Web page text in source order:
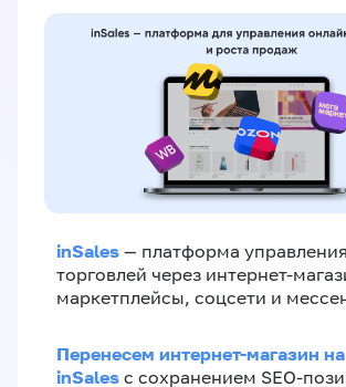
inSales — платформа
торговлей через интернет-
маркетплейсы, соцсети и
Перенесем интернет-магазин
inSales с сохранением SEO-